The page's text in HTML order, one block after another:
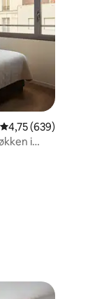
omtaler
4,75 ud af 5 i
4,75 (639)
i